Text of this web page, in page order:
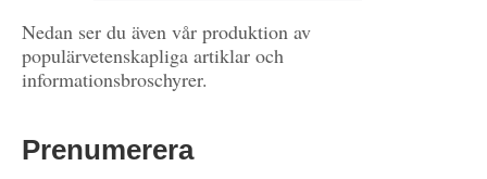
Nedan ser du även vår produktion av
populärvetenskapliga artiklar och
informationsbroschyrer.
Prenumerera